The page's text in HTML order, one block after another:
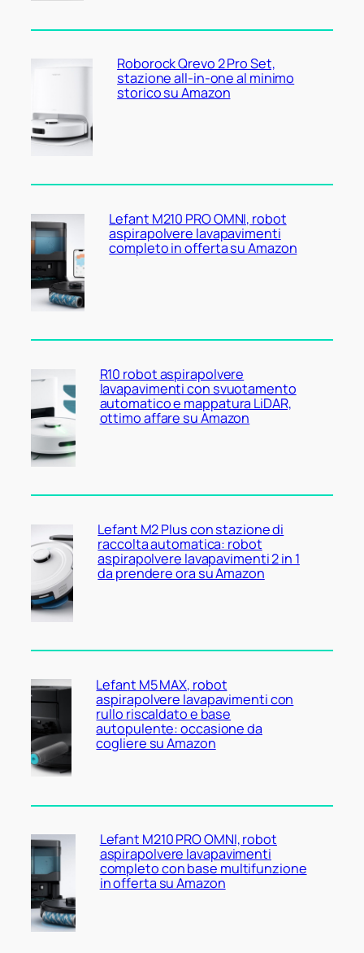
Roborock Qrevo 2 Pro Set,
stazione all-in-one al minimo
storico su Amazon
Lefant M210 PRO OMNI, robot
aspirapolvere lavapavimenti
completo in offerta su Amazon
R10 robot aspirapolvere
lavapavimenti con svuotamento
automatico e mappatura LiDAR,
ottimo affare su Amazon
Lefant M2 Plus con stazione di
raccolta automatica: robot
aspirapolvere lavapavimenti 2 in 1
da prendere ora su Amazon
Lefant M5 MAX, robot
aspirapolvere lavapavimenti con
rullo riscaldato e base
autopulente: occasione da
cogliere su Amazon
Lefant M210 PRO OMNI, robot
aspirapolvere lavapavimenti
completo con base multifunzione
in offerta su Amazon